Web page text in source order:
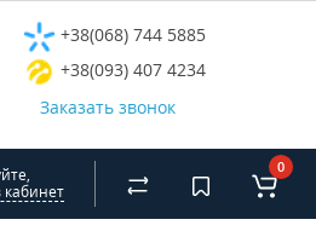
+38(068) 744 5885
+38(093) 407 4234
Заказать звонок
кабинет
0